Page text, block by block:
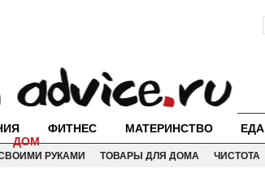
ФИТНЕС МАТЕРИНСТВО ЕДА
ДОМ
РУКАМИ ТОВАРЫ ДЛЯ ДОМА ЧИСТОТА